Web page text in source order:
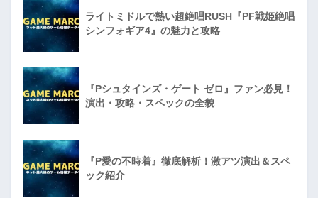
ライトミドルで熱い超絶唱RUSH『PF戦姫絶唱
シンフォギア4』の魅力と攻略
『Pシュタインズ・ゲート ゼロ』ファン必見！
演出・攻略・スペックの全貌
『P愛の不時着』徹底解析！激アツ演出＆スペ
ック紹介